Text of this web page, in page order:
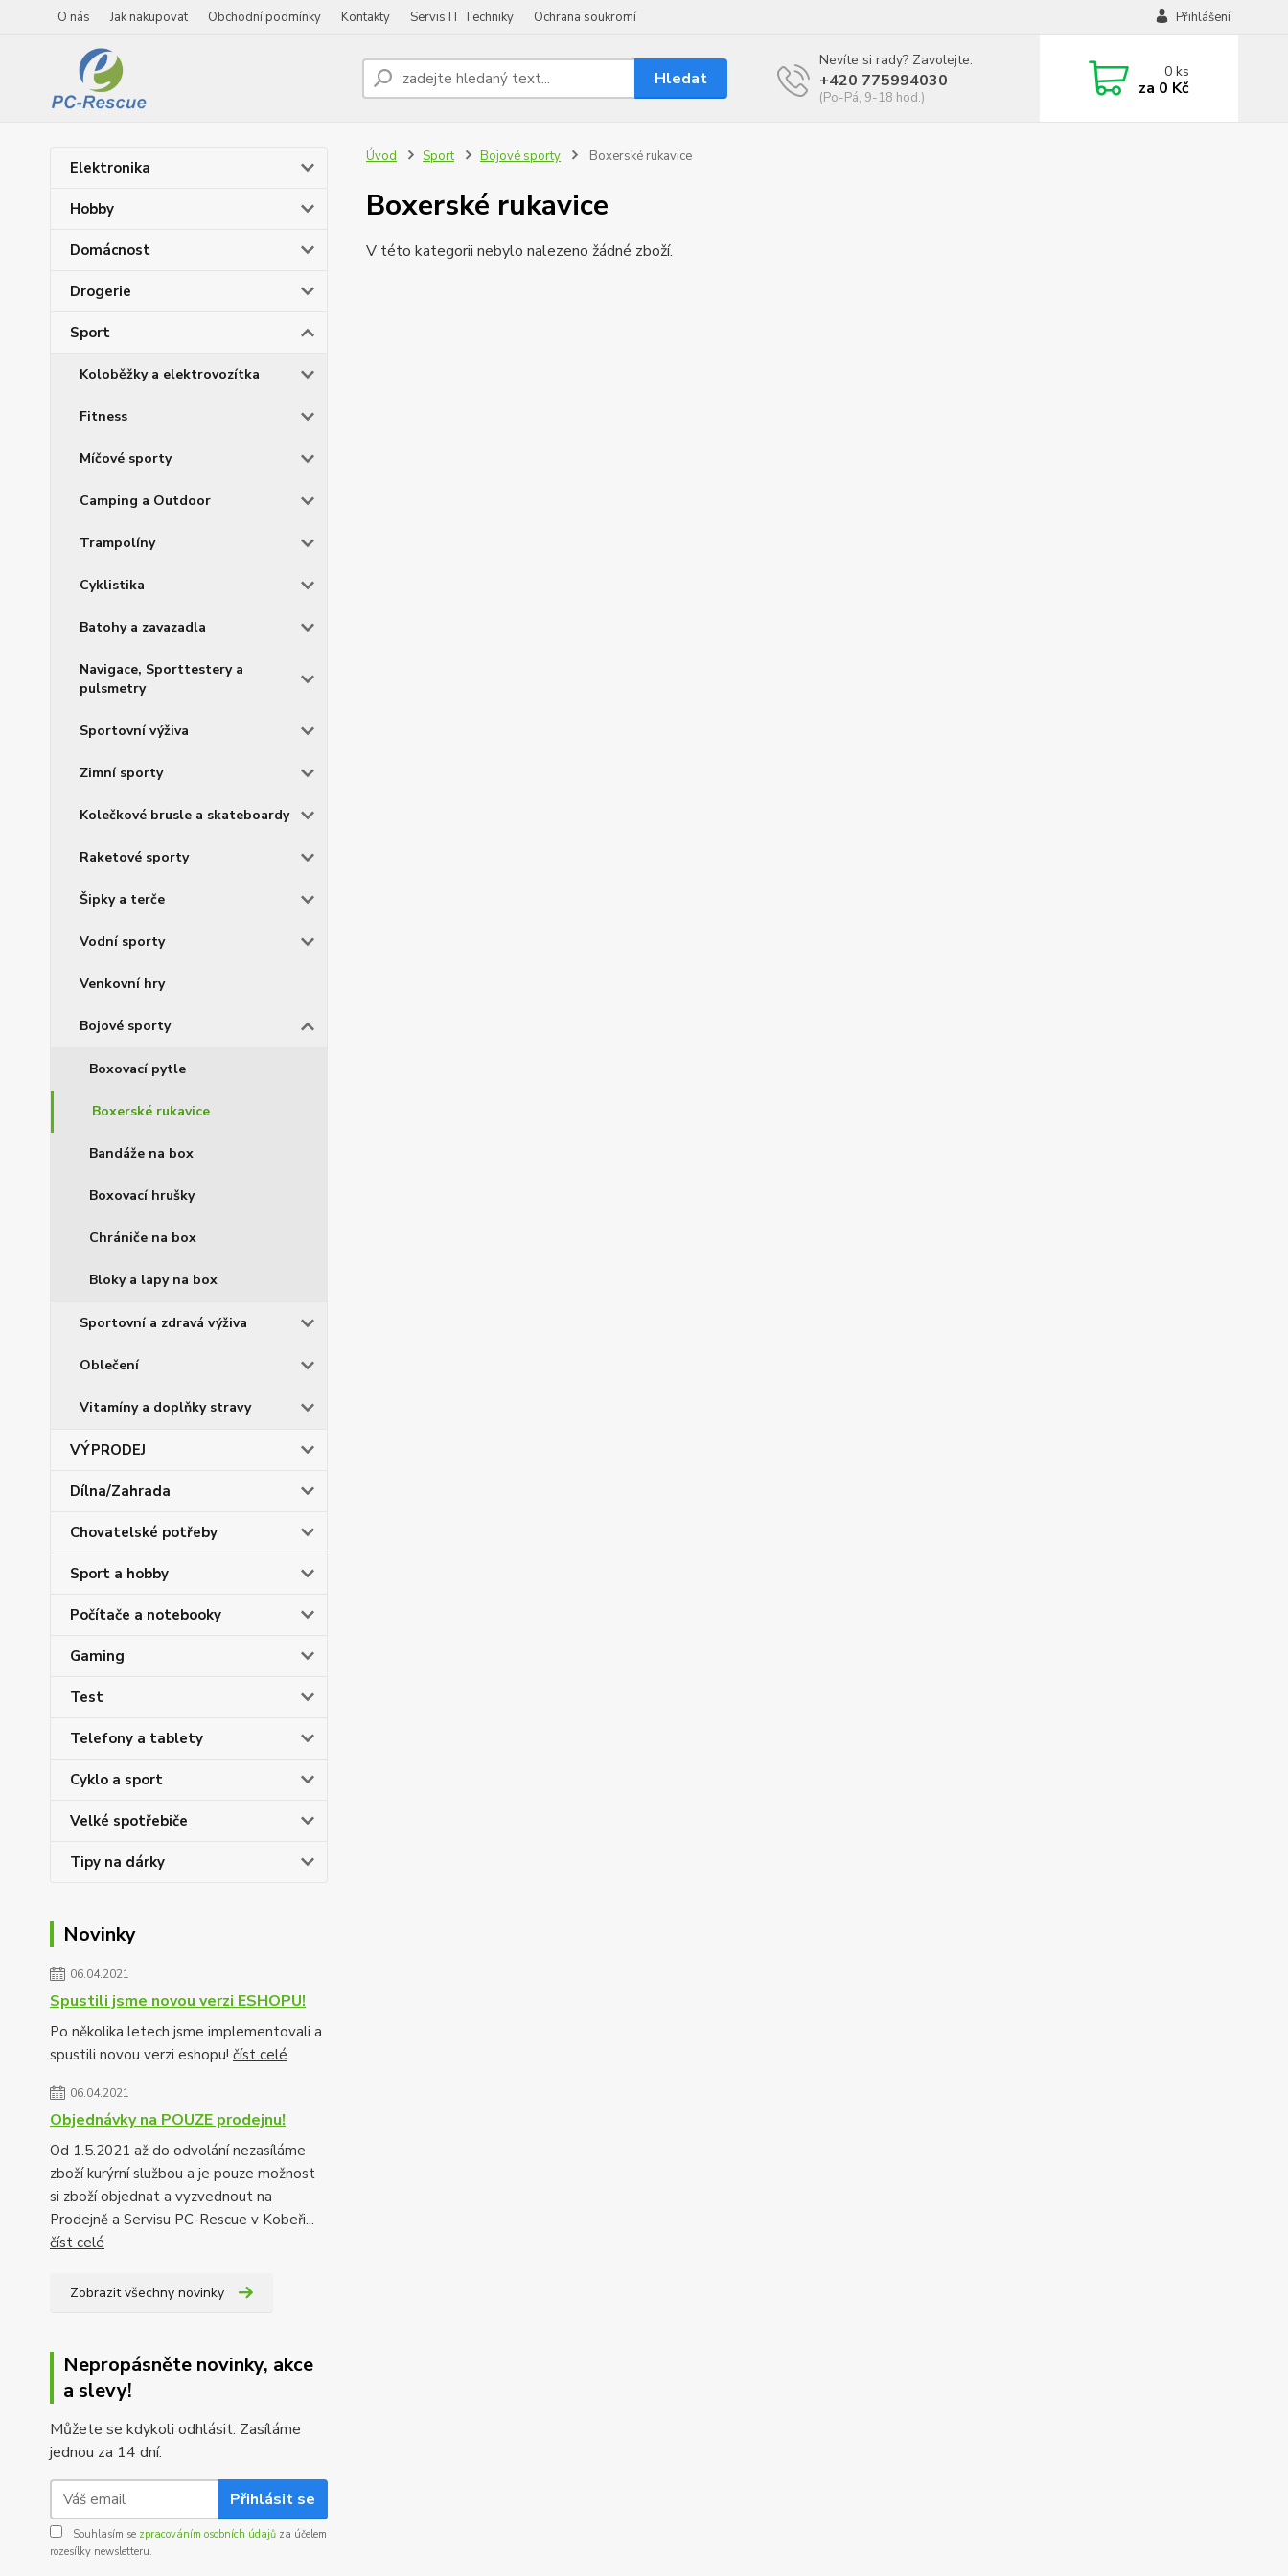
O nás Jak nakupovat Obchodní podmínky Kontakty Servis IT Techniky Ochrana soukromí Přihlášení
Hledat
Nevíte si rady? Zavolejte.
+420 775994030
(Po-Pá, 9-18 hod.)
0ks
za 0 Kč
Elektronika
Hobby
Domácnost
Drogerie
Sport
Koloběžky a elektrovozítka
Fitness
Míčové sporty
Camping a Outdoor
Trampolíny
Cyklistika
Batohy a zavazadla
Navigace, Sporttestery a
pulsmetry
Sportovní výživa
Zimní sporty
Kolečkové brusle a skateboardy
Raketové sporty
Šipky a terče
Vodní sporty
Venkovní hry
Bojové sporty
Boxovací pytle
Boxerské rukavice
Bandáže na box
Boxovací hrušky
Chrániče na box
Bloky a lapy na box
Sportovní a zdravá výživa
Oblečení
Vitamíny a doplňky stravy
VÝPRODEJ
Dílna/Zahrada
Chovatelské potřeby
Sport a hobby
Počítače a notebooky
Gaming
Test
Telefony a tablety
Cyklo a sport
Velké spotřebiče
Tipy na dárky
Novinky
06.04.2021
Spustili jsme novou verzi ESHOPU!
Po několika letech jsme implementovali a
spustili novou verzi eshopu! číst celé
06.04.2021
Objednávky na POUZE prodejnu!
Od 1.5.2021 až do odvolání nezasíláme
zboží kurýrní službou a je pouze možnost
si zboží objednat a vyzvednout na
Prodejně a Servisu PC-Rescue v Kobeři...
číst celé
Zobrazit všechny novinky
Nepropásněte novinky, akce
a slevy!
Můžete se kdykoli odhlásit. Zasíláme
jednou za 14 dní.
Přihlásit se
Souhlasím se zpracováním osobních údajů za účelem
rozesílky newsletteru.
Úvod Sport Bojové sporty Boxerské rukavice
Boxerské rukavice
V této kategorii nebylo nalezeno žádné zboží.